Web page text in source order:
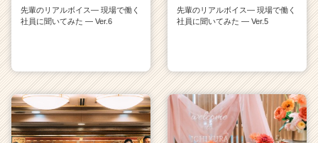
先輩のリアルボイス― 現場で働く
社員に聞いてみた ― Ver.6
先輩のリアルボイス― 現場で働く
社員に聞いてみた ― Ver.5